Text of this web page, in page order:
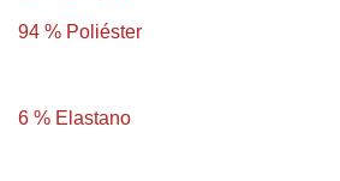
94 % Poliéster
6 % Elastano